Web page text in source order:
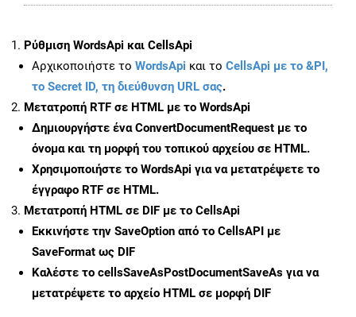
Ρύθμιση WordsApi και CellsApi
Αρχικοποιήστε το WordsApi και το CellsApi με το &PI,
το Secret ID, τη διεύθυνση URL σας.
Μετατροπή RTF σε HTML με το WordsApi
Δημιουργήστε έναConvertDocumentRequest με το
όνομα και τη μορφή του τοπικού αρχείου σε HTML.
Χρησιμοποιήστε το WordsApi για να μετατρέψετε το
έγγραφο RTF σε HTML.
Μετατροπή HTML σε DIF με το CellsApi
Εκκινήστε την SaveOption από το CellsAPI με
SaveFormat ως DIF
Καλέστε το cellsSaveAsPostDocumentSaveAs για να
μετατρέψετε το αρχείο HTML σε μορφή DIF